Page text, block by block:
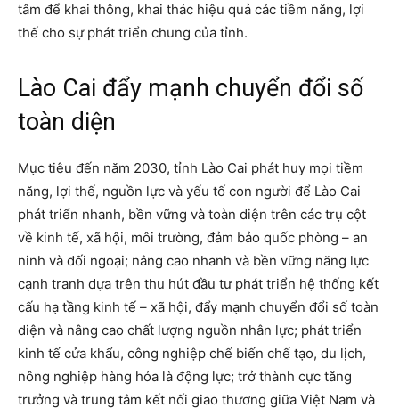
tâm để khai thông, khai thác hiệu quả các tiềm năng, lợi
thế cho sự phát triển chung của tỉnh.
Lào Cai đẩy mạnh chuyển đổi số
toàn diện
Mục tiêu đến năm 2030, tỉnh Lào Cai phát huy mọi tiềm
năng, lợi thế, nguồn lực và yếu tố con người để Lào Cai
phát triển nhanh, bền vững và toàn diện trên các trụ cột
về kinh tế, xã hội, môi trường, đảm bảo quốc phòng – an
ninh và đối ngoại; nâng cao nhanh và bền vững năng lực
cạnh tranh dựa trên thu hút đầu tư phát triển hệ thống kết
cấu hạ tầng kinh tế – xã hội, đẩy mạnh chuyển đổi số toàn
diện và nâng cao chất lượng nguồn nhân lực; phát triển
kinh tế cửa khẩu, công nghiệp chế biến chế tạo, du lịch,
nông nghiệp hàng hóa là động lực; trở thành cực tăng
trưởng và trung tâm kết nối giao thương giữa Việt Nam và